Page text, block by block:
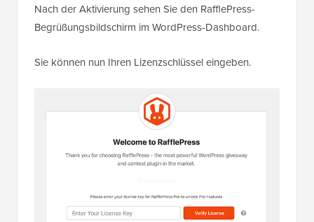
Nach der Aktivierung sehen Sie den RafflePress-
Begrüßungsbildschirm im WordPress-Dashboard.
Sie können nun Ihren Lizenzschlüssel eingeben.